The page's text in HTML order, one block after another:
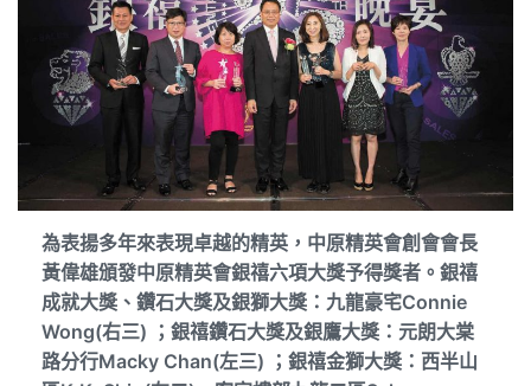
為表揚多年來表現卓越的精英，中原精英會創會會長
黃偉雄頒發中原精英會銀禧六項大獎予得獎者。銀禧
成就大獎、鑽石大獎及銀獅大獎：九龍豪宅Connie
Wong(右三) ；銀禧鑽石大獎及銀鷹大獎：元朗大棠
路分行Macky Chan(左三) ；銀禧金獅大獎：西半山